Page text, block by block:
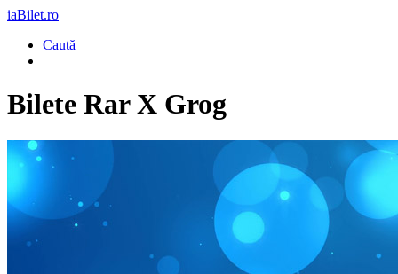
iaBilet.ro
Caută
Bilete Rar X Grog